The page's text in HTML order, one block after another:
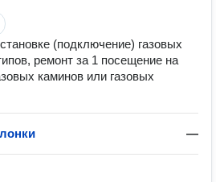
(подключение) газовых
ремонт за 1 посещение на
каминов или газовых
—